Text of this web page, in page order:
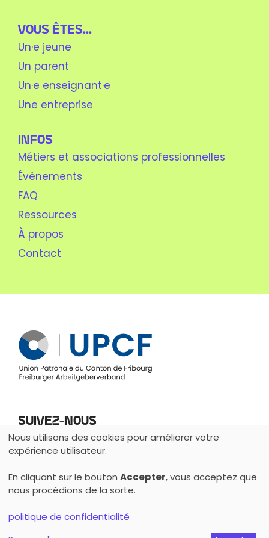
Vous êtes...
Un·e jeune
Un parent
Un·e enseignant·e
Une entreprise
Infos
Métiers et associations professionnelles
Événements
FAQ
Ressources
À propos
Contact
Suivez-nous
Français
© 2026 Apprentissage Fribourg ·
Utilisation
données
personnelles
et
des
Nous utilisons des cookies pour améliorer votre
expérience utilisateur.
En cliquant sur le bouton Accepter, vous acceptez que
nous procédions de la sorte.
politique de confidentialité